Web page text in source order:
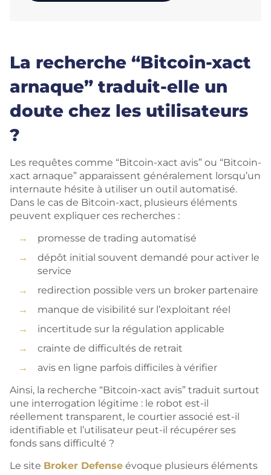
La recherche “Bitcoin-xact
arnaque” traduit-elle un
doute chez les utilisateurs
?
Les requêtes comme “Bitcoin-xact avis” ou “Bitcoin-
xact arnaque” apparaissent généralement lorsqu’un
internaute hésite à utiliser un outil automatisé.
Dans le cas de Bitcoin-xact, plusieurs éléments
peuvent expliquer ces recherches :
promesse de trading automatisé
dépôt initial souvent demandé pour activer le
service
redirection possible vers un broker partenaire
manque de visibilité sur l’exploitant réel
incertitude sur la régulation applicable
crainte de difficultés de retrait
avis en ligne parfois difficiles à vérifier
Ainsi, la recherche “Bitcoin-xact avis” traduit surtout
une interrogation légitime : le robot est-il
réellement transparent, le courtier associé est-il
identifiable et l’utilisateur peut-il récupérer ses
fonds sans difficulté ?
Le site Broker Defense évoque plusieurs éléments